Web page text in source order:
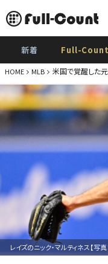
新着 Full-Count
HOME MLB 米国で覚醒した
レイズのニック・マルティネス【写真